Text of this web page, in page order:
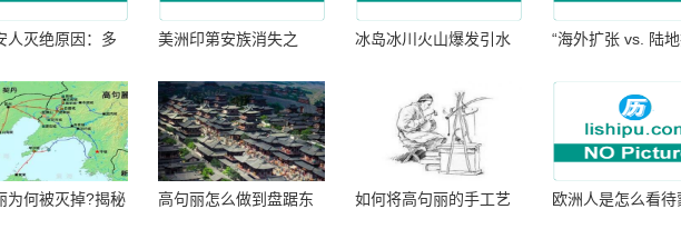
人灭绝原因：多
美洲印第安族消失之
冰岛冰川火山爆发引水
“海外扩张 vs. 陆
为何被灭掉?揭秘
高句丽怎么做到盘踞东
如何将高句丽的手工艺
欧洲人是怎么看待